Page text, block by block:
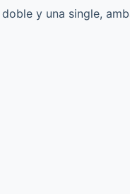
y una single,